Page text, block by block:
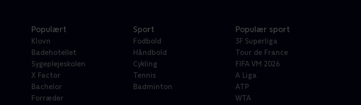
Populært
Klovn
Badehotellet
Sygeplejeskolen
X Factor
Bachelor
Forræder
Sport
Fodbold
Håndbold
Cykling
Tennis
Badminton
Populær sport
3F Superliga
Tour de France
FIFA VM 2026
A Liga
ATP
WTA